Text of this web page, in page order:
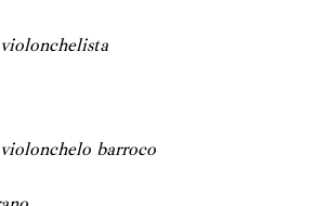
violonchelista
violonchelo barroco